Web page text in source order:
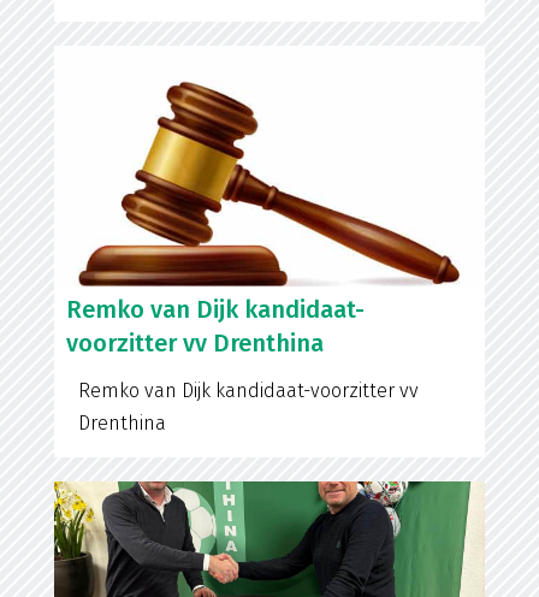
Remko van Dijk kandidaat-
voorzitter vv Drenthina
Remko van Dijk kandidaat-voorzitter vv
Drenthina